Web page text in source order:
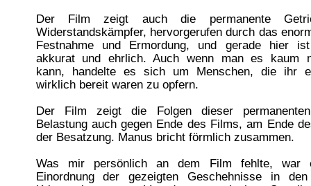
Der Film zeigt auch die permanente
Widerstandskämpfer, hervorgerufen durch das
Festnahme und Ermordung, und gerade hier
akkurat und ehrlich. Auch wenn man es kaum
kann, handelte es sich um Menschen, die ihr
wirklich bereit waren zu opfern.
Der Film zeigt die Folgen dieser
Belastung auch gegen Ende des Films, am Ende
der Besatzung. Manus bricht förmlich zusammen.
Was mir persönlich an dem Film fehlte, war
Einordnung der gezeigten Geschehnisse in